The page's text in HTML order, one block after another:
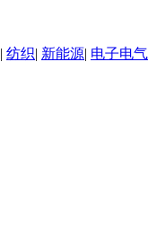
| 纺织| 新能源| 电子电气